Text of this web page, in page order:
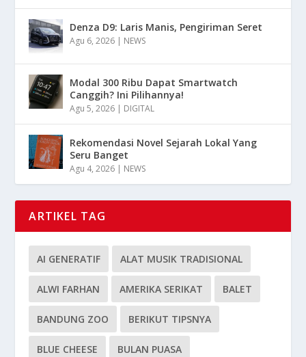
Denza D9: Laris Manis, Pengiriman Seret
Agu 6, 2026 NEWS
Modal 300 Ribu Dapat Smartwatch
Canggih? Ini Pilihannya!
Agu 5, 2026 DIGITAL
Rekomendasi Novel Sejarah Lokal Yang
Seru Banget
Agu 4, 2026 NEWS
ARTIKEL TAG
AI GENERATIF ALAT MUSIK TRADISIONAL
ALWI FARHAN AMERIKA SERIKAT BALET
BANDUNG ZOO BERIKUT TIPSNYA
BLUE CHEESE BULAN PUASA